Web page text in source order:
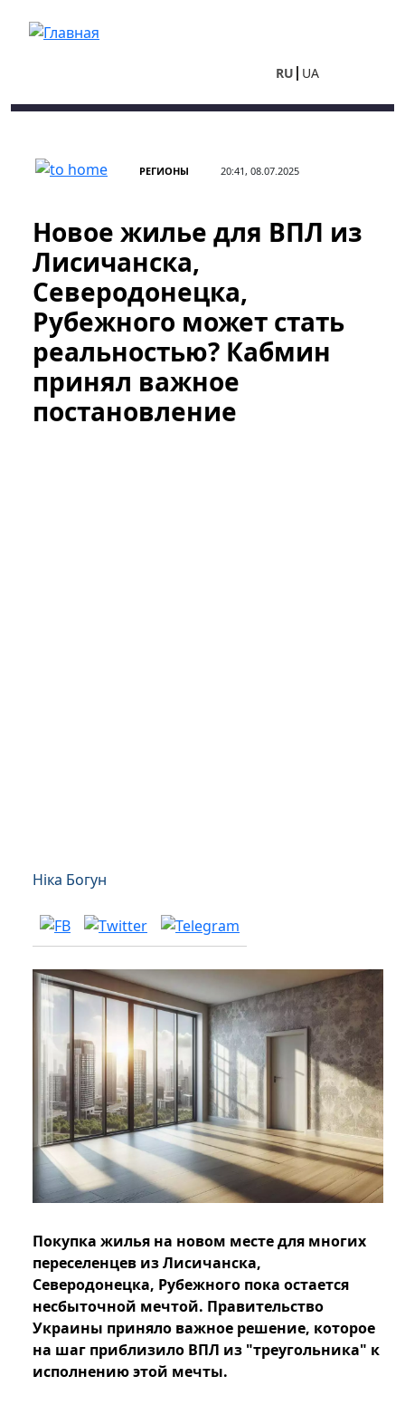
RU UA
РЕГИОНЫ 20:41, 08.07.2025
Новое жилье для ВПЛ из
Лисичанска,
Северодонецка,
Рубежного может стать
реальностью? Кабмин
принял важное
постановление
Ніка Богун
Покупка жилья на новом месте для многих
переселенцев из Лисичанска,
Северодонецка, Рубежного пока остается
несбыточной мечтой. Правительство
Украины приняло важное решение, которое
на шаг приблизило ВПЛ из "треугольника" к
исполнению этой мечты.